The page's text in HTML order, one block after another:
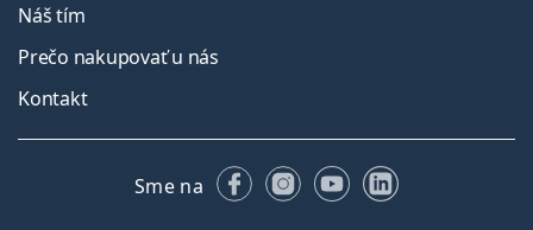
Náš tím
Prečo nakupovať u nás
Kontakt
Sme na FacebookuInstagrame
YouTubeLinkedIn